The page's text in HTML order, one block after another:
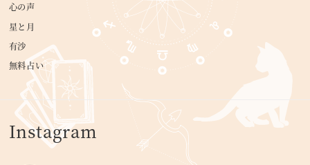
心の声
星と月
有沙
無料占い
Instagram